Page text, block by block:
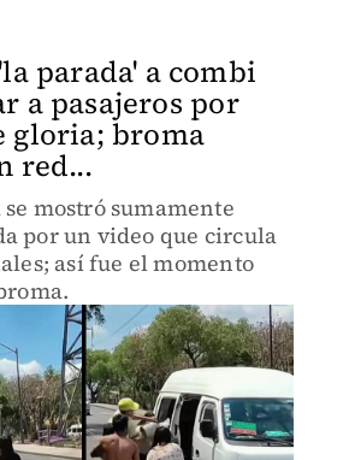
parada' a combi
a pasajeros por
gloria; broma
red...
mostró sumamente
por un video que circula
así fue el momento